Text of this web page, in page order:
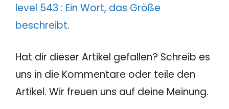
level 543 : Ein Wort, das Größe
beschreibt.
Hat dir dieser Artikel gefallen? Schreib es
uns in die Kommentare oder teile den
Artikel. Wir freuen uns auf deine Meinung.